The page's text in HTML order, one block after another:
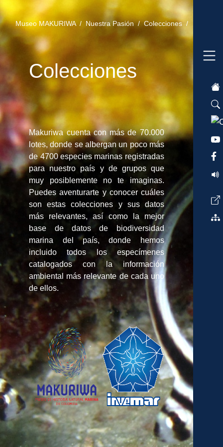
Museo MAKURIWA / Nuestra Pasión /Colecciones /
Colecciones
Makuriwa cuenta con más de 70.000
lotes, donde se albergan un poco más
de 4700 especies marinas registradas
para nuestro país y de grupos que
muy posiblemente no te imaginas.
Puedes aventurarte y conocer cuáles
son estas colecciones y sus datos
más relevantes, así como la mejor
base de datos de biodiversidad
marina del país, donde hemos
incluido todos los especímenes
catalogados con la información
ambiental más relevante de cada uno
de ellos.